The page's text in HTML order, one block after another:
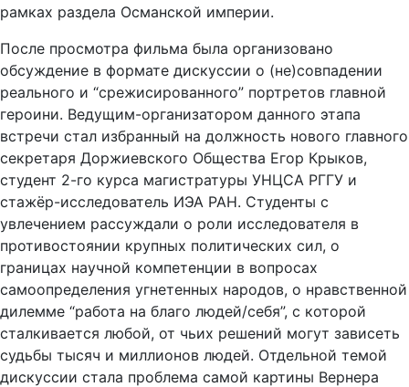
рамках раздела Османской империи.
После просмотра фильма была организовано
обсуждение в формате дискуссии о (не)совпадении
реального и “срежисированного” портретов главной
героини. Ведущим-организатором данного этапа
встречи стал избранный на должность нового главного
секретаря Доржиевского Общества Егор Крыков,
студент 2-го курса магистратуры УНЦСА РГГУ и
стажёр-исследователь ИЭА РАН. Студенты с
увлечением рассуждали о роли исследователя в
противостоянии крупных политических сил, о
границах научной компетенции в вопросах
самоопределения угнетенных народов, о нравственной
дилемме “работа на благо людей/себя”, с которой
сталкивается любой, от чьих решений могут зависеть
судьбы тысяч и миллионов людей. Отдельной темой
дискуссии стала проблема самой картины Вернера